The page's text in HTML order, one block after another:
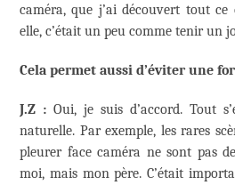
caméra, que j’ai découvert tout
elle, c’était un peu comme tenir un
Cela permet aussi d’éviter une
J.Z : Oui, je suis d’accord. Tout
naturelle. Par exemple, les rares
pleurer face caméra ne sont pas
moi, mais mon père. C’était